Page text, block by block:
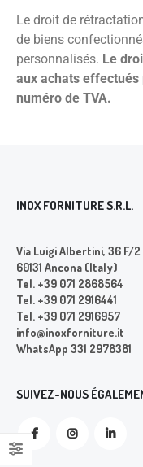
Le droit de
de biens
personnalisés. Le
aux achats effectués
numéro de TVA.
INOX FORNITURE S.R.L.
Via Luigi Albertini, 36 F/2
60131 Ancona (Italy)
Tel. +39 071 2868564
Tel. +39 071 2916441
Tel. +39 071 2916957
info@inoxforniture.it
WhatsApp 331 2978381
SUIVEZ-NOUS